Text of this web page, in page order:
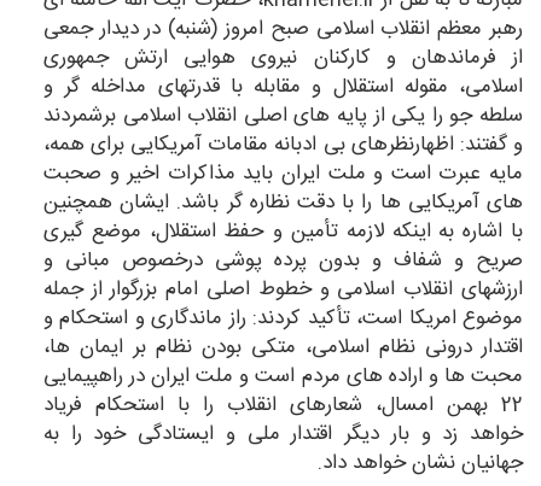
رهبر معظم انقلاب اسلامی صبح امروز (شنبه) در دیدار جمعی
از فرماندهان و كاركنان نیروی هوایی ارتش جمهوری
اسلامی، مقوله استقلال و مقابله با قدرتهای مداخله گر و
سلطه جو را یكی از پایه های اصلی انقلاب اسلامی برشمردند
و گفتند: اظهارنظرهای بی ادبانه مقامات آمریكایی برای همه،
مایه عبرت است و ملت ایران باید مذاكرات اخیر و صحبت
های آمریكایی ها را با دقت نظاره گر باشد. ایشان همچنین
با اشاره به اینكه لازمه تأمین و حفظ استقلال، موضع گیری
صریح و شفاف و بدون پرده پوشی درخصوص مبانی و
ارزشهای انقلاب اسلامی و خطوط اصلی امام بزرگوار از جمله
موضوع امریكا است، تأكید كردند: راز ماندگاری و استحكام و
اقتدار درونی نظام اسلامی، متكی بودن نظام بر ایمان ها،
محبت ها و اراده های مردم است و ملت ایران در راهپیمایی
22 بهمن امسال، شعارهای انقلاب را با استحكام فریاد
خواهد زد و بار دیگر اقتدار ملی و ایستادگی خود را به
جهانیان نشان خواهد داد.